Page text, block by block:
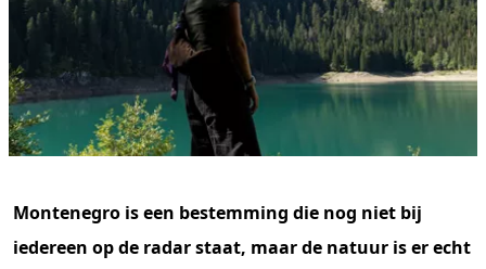
Montenegro is een bestemming die nog niet bij
iedereen op de radar staat, maar de natuur is er echt